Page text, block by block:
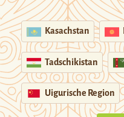
Kasachstan
Tadschikistan
Uigurische Region